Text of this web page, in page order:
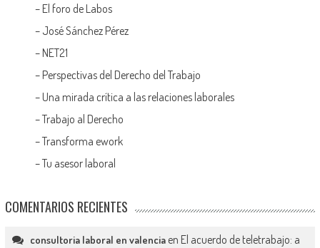
– El foro de Labos
– José Sánchez Pérez
– NET21
– Perspectivas del Derecho del Trabajo
– Una mirada crítica a las relaciones laborales
–Trabajo al Derecho
–Transforma ework
–Tu asesor laboral
COMENTARIOS RECIENTES
consultoria laboral en valenciaen El acuerdo de teletrabajo: a